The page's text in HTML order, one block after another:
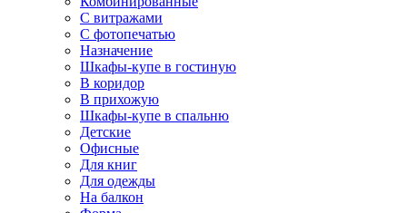
С витражами
С фотопечатью
Назначение
Шкафы-купе в гостиную
В коридор
В прихожую
Шкафы-купе в спальню
Детские
Офисные
Для книг
Для одежды
На балкон